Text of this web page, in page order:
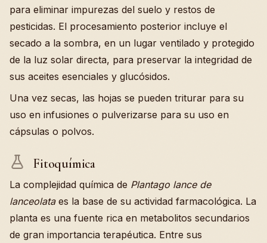
para eliminar impurezas del suelo y restos de
pesticidas. El procesamiento posterior incluye el
secado a la sombra, en un lugar ventilado y protegido
de la luz solar directa, para preservar la integridad de
sus aceites esenciales y glucósidos.
Una vez secas, las hojas se pueden triturar para su
uso en infusiones o pulverizarse para su uso en
cápsulas o polvos.
Fitoquímica
La complejidad química de Plantago lance de
lanceolataes la base de su actividad farmacológica. La
planta es una fuente rica en metabolitos secundarios
de gran importancia terapéutica. Entre sus